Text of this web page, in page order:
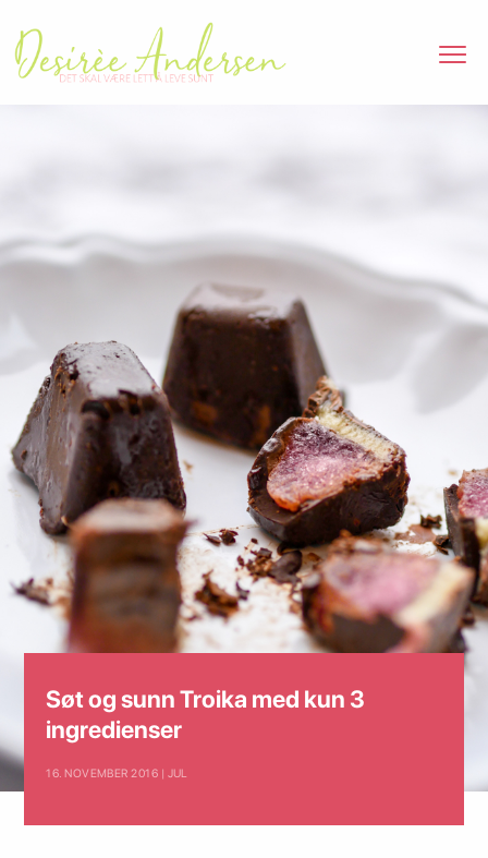
Søt og sunn Troika med kun 3
ingredienser
16. NOVEMBER 2016 | JUL